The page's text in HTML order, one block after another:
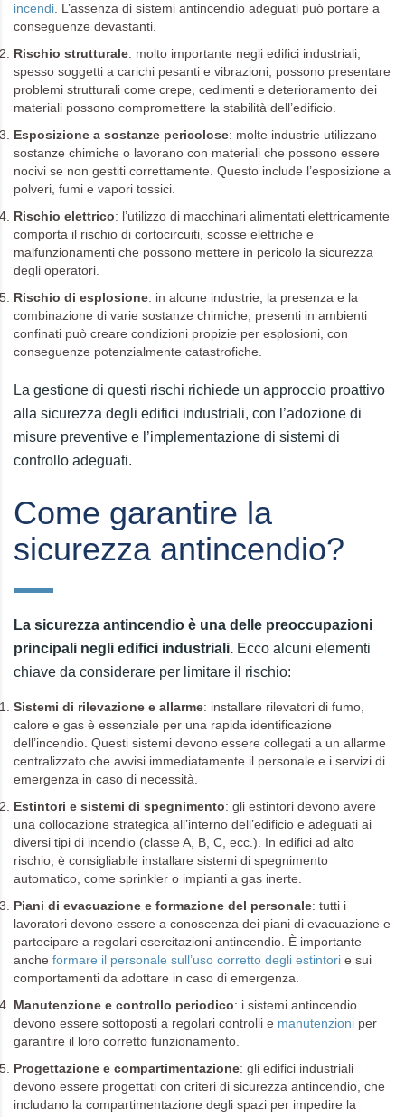
incendi . L’assenza di sistemi antincendio adeguati può portare a
conseguenze devastanti.
Rischio strutturale: molto importante negli edifici industriali,
spesso soggetti a carichi pesanti e vibrazioni, possono presentare
problemi strutturali come crepe, cedimenti e deterioramento dei
materiali possono compromettere la stabilità dell’edificio.
Esposizione a sostanze pericolose: molte industrie utilizzano
sostanze chimiche o lavorano con materiali che possono essere
nocivi se non gestiti correttamente. Questo include l’esposizione a
polveri, fumi e vapori tossici.
Rischio elettrico: l’utilizzo di macchinari alimentati elettricamente
comporta il rischio di cortocircuiti, scosse elettriche e
malfunzionamenti che possono mettere in pericolo la sicurezza
degli operatori.
Rischio di esplosione: in alcune industrie, la presenza e la
combinazione di varie sostanze chimiche, presenti in ambienti
confinati può creare condizioni propizie per esplosioni, con
conseguenze potenzialmente catastrofiche.
La gestione di questi rischi richiede un approccio proattivo
alla sicurezza degli edifici industriali, con l’adozione di
misure preventive e l’implementazione di sistemi di
controllo adeguati.
Come garantire la
sicurezza antincendio?
La sicurezza antincendio è una delle preoccupazioni
principali negli edifici industriali. Ecco alcuni elementi
chiave da considerare per limitare il rischio:
Sistemi di rilevazione e allarme: installare rilevatori di fumo,
calore e gas è essenziale per una rapida identificazione
dell’incendio. Questi sistemi devono essere collegati a un allarme
centralizzato che avvisi immediatamente il personale e i servizi di
emergenza in caso di necessità.
Estintori e sistemi di spegnimento: gli estintori devono avere
una collocazione strategica all’interno dell’edificio e adeguati ai
diversi tipi di incendio (classe A, B, C, ecc.). In edifici ad alto
rischio, è consigliabile installare sistemi di spegnimento
automatico, come sprinkler o impianti a gas inerte.
Piani di evacuazione e formazione del personale: tutti i
lavoratori devono essere a conoscenza dei piani di evacuazione e
partecipare a regolari esercitazioni antincendio. È importante
anche formare il personale sull’uso corretto degli estintori e sui
comportamenti da adottare in caso di emergenza.
Manutenzione e controllo periodico: i sistemi antincendio
devono essere sottoposti a regolari controlli e manutenzioni per
garantire il loro corretto funzionamento.
Progettazione e compartimentazione: gli edifici industriali
devono essere progettati con criteri di sicurezza antincendio, che
includano la compartimentazione degli spazi per impedire la